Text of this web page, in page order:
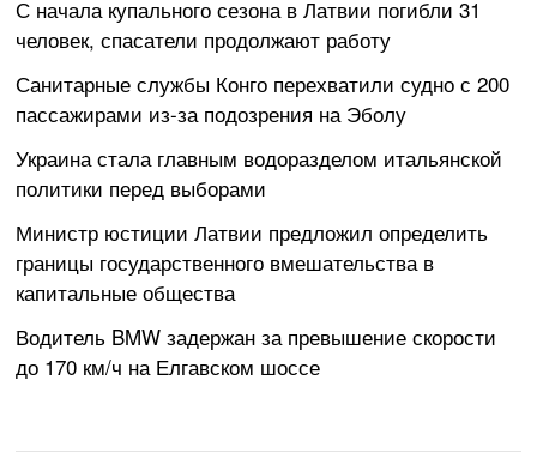
С начала купального сезона в Латвии погибли 31
человек, спасатели продолжают работу
Санитарные службы Конго перехватили судно с 200
пассажирами из-за подозрения на Эболу
Украина стала главным водоразделом итальянской
политики перед выборами
Министр юстиции Латвии предложил определить
границы государственного вмешательства в
капитальные общества
Водитель BMW задержан за превышение скорости
до 170 км/ч на Елгавском шоссе